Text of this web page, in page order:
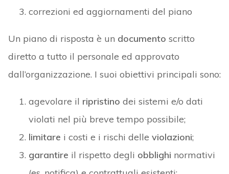
correzioni ed aggiornamenti del piano
Un piano di risposta è un documento scritto
diretto a tutto il personale ed approvato
dall’organizzazione. I suoi obiettivi principali sono:
agevolare il ripristino dei sistemi e/o dati
violati nel più breve tempo possibile;
limitare i costi e i rischi delle violazioni;
garantire il rispetto degli obblighi normativi